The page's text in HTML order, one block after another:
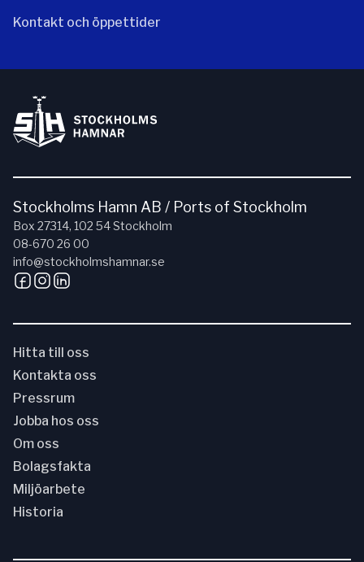
Kontakt och öppettider
Stockholms Hamn AB / Ports of Stockholm
Box 27314, 102 54 Stockholm
08-670 26 00
info@stockholmshamnar.se
Hitta till oss
Kontakta oss
Pressrum
Jobba hos oss
Om oss
Bolagsfakta
Miljöarbete
Historia